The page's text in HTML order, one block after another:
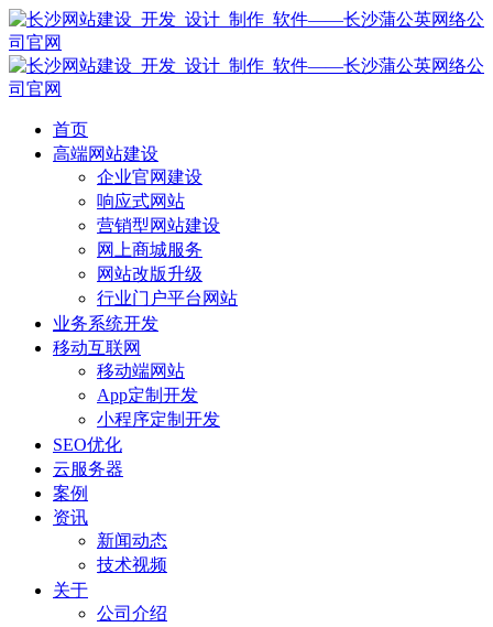
首页
高端网站建设
企业官网建设
响应式网站
营销型网站建设
网上商城服务
网站改版升级
行业门户平台网站
业务系统开发
移动互联网
移动端网站
App定制开发
小程序定制开发
SEO优化
云服务器
案例
资讯
新闻动态
技术视频
关于
公司介绍